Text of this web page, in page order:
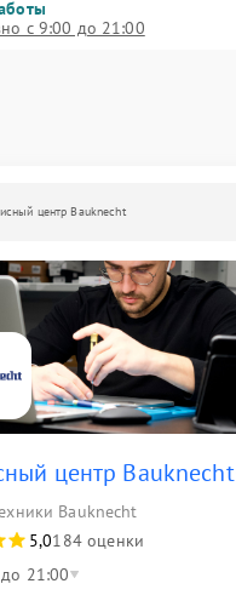
с 9:00 до 21:00
центр Bauknecht
центр Bauknecht
Bauknecht
5,0184 оценки
21:00